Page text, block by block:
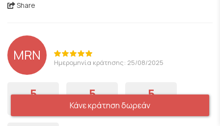
Share
MRN Ημερομηνία κράτησης: 25/08/2025
5 5
Εξυπηρέτηση
5
Ατμόσφαιρα
Κάνε κράτηση δωρεάν